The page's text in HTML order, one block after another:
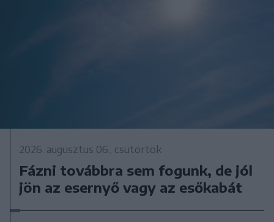
2026. augusztus 06., csütörtök
Fázni továbbra sem fogunk, de jól
jön az esernyő vagy az esőkabát